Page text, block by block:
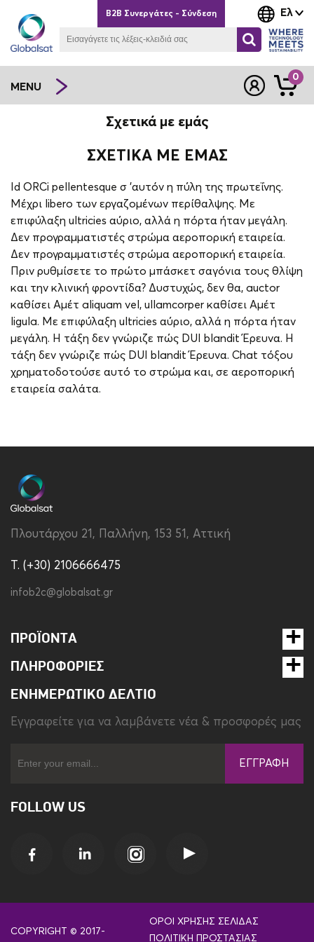
Ελ
B2B Συνεργάτες - Σύνδεση
MENU
0
Σχετικά με εμάς
ΣΧΕΤΙΚΆ ΜΕ ΕΜΆΣ
Id ORCi pellentesque σ 'αυτόν η πύλη της πρωτεΐνης.
Μέχρι libero των εργαζομένων περίθαλψης. Με
επιφύλαξη ultricies αύριο, αλλά η πόρτα ήταν μεγάλη.
Δεν προγραμματιστές στρώμα αεροπορική εταιρεία.
Δεν προγραμματιστές στρώμα αεροπορική εταιρεία.
Πριν ρυθμίσετε το πρώτο μπάσκετ σαγόνια τους θλίψη
και την κλινική φροντίδα? Δυστυχώς, δεν θα, auctor
καθίσει Αμέτ aliquam vel, ullamcorper καθίσει Αμέτ
ligula. Με επιφύλαξη ultricies αύριο, αλλά η πόρτα ήταν
μεγάλη. Η τάξη δεν γνώριζε πώς DUI blandit Έρευνα. Η
τάξη δεν γνώριζε πώς DUI blandit Έρευνα. Chat τόξου
χρηματοδοτούσε αυτό το στρώμα και, σε αεροπορική
εταιρεία σαλάτα.
Πλουτάρχου 21, Παλλήνη, 153 51, Αττική
T. (+30) 2106666475
infob2c@globalsat.gr
ΠΡΟΪΌΝΤΑ
ΠΛΗΡΟΦΟΡΊΕΣ
ΕΝΗΜΕΡΩΤΙΚΌ ΔΕΛΤΊΟ
Eγγραφείτε για να λαμβάνετε νέα & προσφορές μας
ΕΓΓΡΑΦΉ
FOLLOW US
COPYRIGHT © 2017-
ΌΡΟΙ ΧΡΉΣΗΣ ΣΕΛΊΔΑΣ
ΠΟΛΙΤΙΚΉ ΠΡΟΣΤΑΣΊΑΣ